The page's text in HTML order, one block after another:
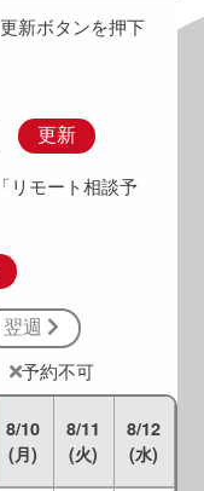
新ボタンを押下
更新
リモート相談予
翌週
予約不可
8/10
(月)
8/11
(火)
8/12
(水)